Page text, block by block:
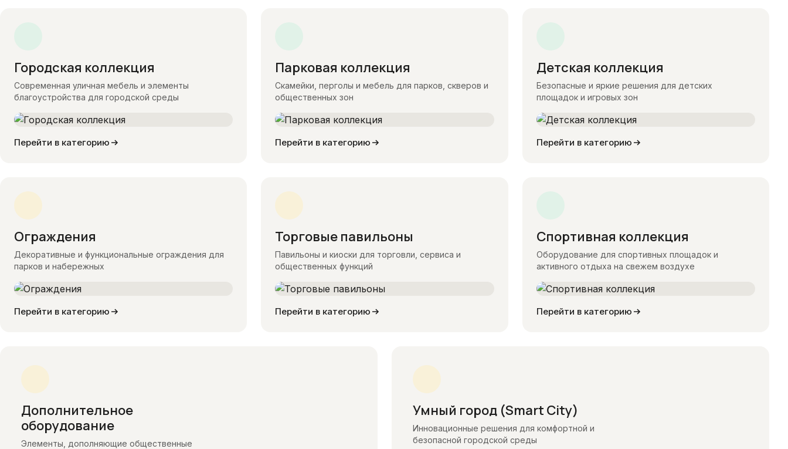
Городская коллекция
Современная уличная мебель и элементы
благоустройства для городской среды
Перейти в категорию
Парковая коллекция
Скамейки, перголы и мебель для парков, скверов и
общественных зон
Перейти в категорию
Детская коллекция
Безопасные и яркие решения для детских
площадок и игровых зон
Перейти в категорию
Ограждения
Декоративные и функциональные ограждения для
парков и набережных
Перейти в категорию
Торговые павильоны
Павильоны и киоски для торговли, сервиса и
общественных функций
Перейти в категорию
Спортивная коллекция
Оборудование для спортивных площадок и
активного отдыха на свежем воздухе
Перейти в категорию
Дополнительное
оборудование
Элементы, дополняющие общественные
Умный город (Smart City)
Инновационные решения для комфортной и
безопасной городской среды